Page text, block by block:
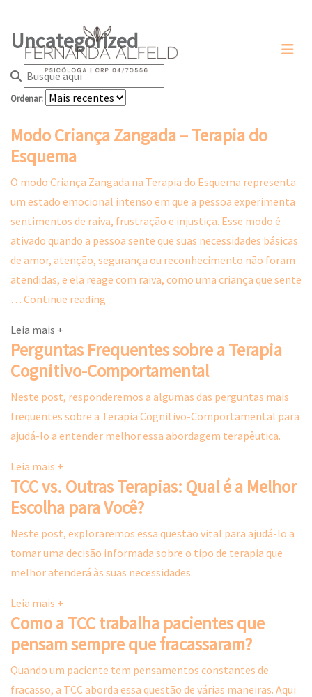
Uncategorized
Ordenar:
Modo Criança Zangada – Terapia do
Esquema
O modo Criança Zangada na Terapia do Esquema representa
um estado emocional intenso em que a pessoa experimenta
sentimentos de raiva, frustração e injustiça. Esse modo é
ativado quando a pessoa sente que suas necessidades básicas
de amor, atenção, segurança ou reconhecimento não foram
atendidas, e ela reage com raiva, como uma criança que sente
… Continue reading
–
Terapia
do
Esquema
Leia mais +
Perguntas Frequentes sobre a Terapia
Cognitivo-Comportamental
Neste post, responderemos a algumas das perguntas mais
frequentes sobre a Terapia Cognitivo-Comportamental para
ajudá-lo a entender melhor essa abordagem terapêutica.
Leia mais +
TCC vs. Outras Terapias: Qual é a Melhor
Escolha para Você?
Neste post, exploraremos essa questão vital para ajudá-lo a
tomar uma decisão informada sobre o tipo de terapia que
melhor atenderá às suas necessidades.
Leia mais +
Como a TCC trabalha pacientes que
pensam sempre que fracassaram?
Quando um paciente tem pensamentos constantes de
fracasso, a TCC aborda essa questão de várias maneiras. Aqui